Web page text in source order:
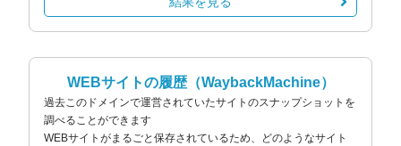
WEBサイトの履歴（WaybackMachine）
過去このドメインで運営されていたサイトのスナップショットを
調べることができます
WEBサイトがまるごと保存されているため、どのようなサイト